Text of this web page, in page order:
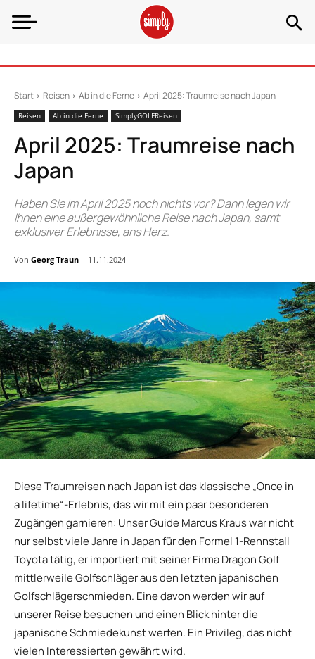
Start Reisen Ab in die Ferne April 2025: Traumreise nach Japan
Reisen Ab in die Ferne SimplyGOLFReisen
April 2025: Traumreise nach
Japan
Haben Sie im April 2025 noch nichts vor? Dann legen wir
Ihnen eine außergewöhnliche Reise nach Japan, samt
exklusiver Erlebnisse, ans Herz.
Von Georg Traun 11.11.2024
Diese Traumreisen nach Japan ist das klassische „Once in
a lifetime“-Erlebnis, das wir mit ein paar besonderen
Zugängen garnieren: Unser Guide Marcus Kraus war nicht
nur selbst viele Jahre in Japan für den Formel 1-Rennstall
Toyota tätig, er importiert mit seiner Firma Dragon Golf
mittlerweile Golfschläger aus den letzten japanischen
Golfschlägerschmieden. Eine davon werden wir auf
unserer Reise besuchen und einen Blick hinter die
japanische Schmiedekunst werfen. Ein Privileg, das nicht
vielen Interessierten gewährt wird.